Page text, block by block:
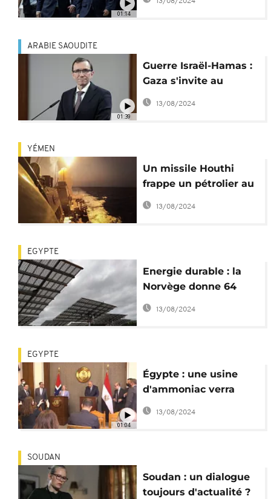
01:14
l'Autorité
01:39
ARABIE SAOUDITE
Guerre Israël-Hamas :
Gaza s'invite au
Forum économique
mondial
13/08/2024
YÉMEN
Un missile Houthi
frappe un pétrolier au
large du Yémen
13/08/2024
EGYPTE
Energie durable : la
Norvège donne 64
millions de dollars à la
SEFA
13/08/2024
01:04
EGYPTE
Égypte : une usine
d'ammoniac verra
bientôt le jour dans le
Suez
13/08/2024
SOUDAN
Soudan : un dialogue
toujours d'actualité ?